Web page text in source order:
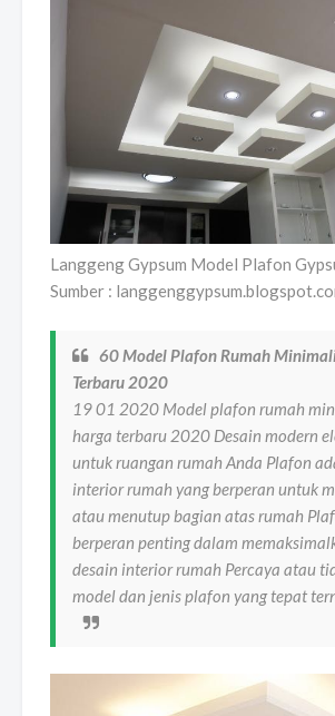
Langgeng Gypsum Model Plafon
Sumber :
60 Model Plafon Rumah
Terbaru 2020
19 01 2020 Model plafon rumah
harga terbaru 2020 Desain modern
untuk ruangan rumah Anda Plafon
interior rumah yang berperan untuk
atau menutup bagian atas rumah
berperan penting dalam
desain interior rumah Percaya atau
model dan jenis plafon yang tepat